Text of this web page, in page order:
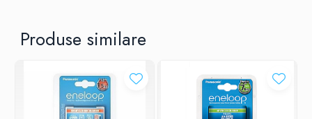
Produse similare